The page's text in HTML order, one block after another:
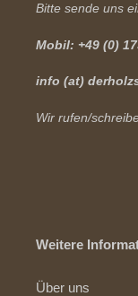
Bitte sende uns
Mobil: +49 (0)
info (at)
Wir rufen/
Weitere
Über uns